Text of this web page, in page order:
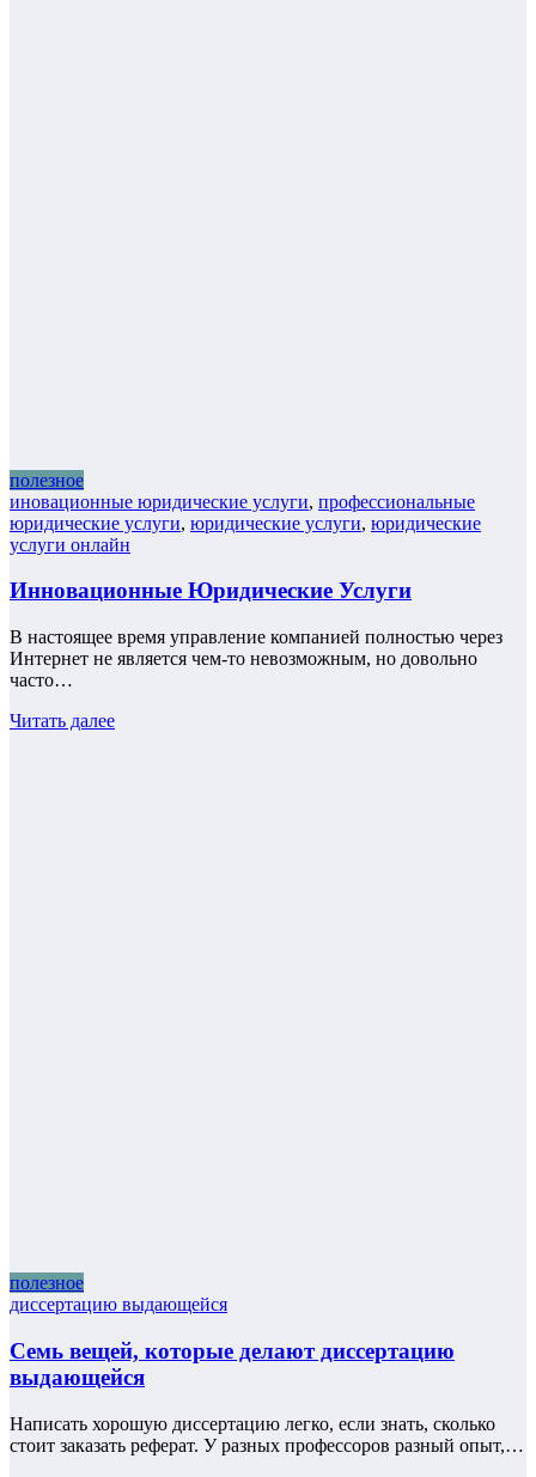
полезное
иновационные юридические услуги, профессиональные
юридические услуги, юридические услуги, юридические
услуги онлайн
Инновационные Юридические Услуги
В настоящее время управление компанией полностью через
Интернет не является чем-то невозможным, но довольно
часто…
Читать далее
полезное
диссертацию выдающейся
Семь вещей, которые делают диссертацию
выдающейся
Написать хорошую диссертацию легко, если знать, сколько
стоит заказать реферат. У разных профессоров разный опыт,…